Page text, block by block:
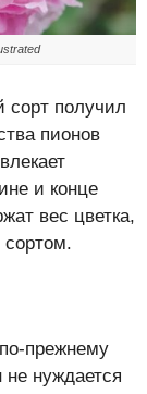
сорт получил
пионов
и конце
вес цветка,
сортом.
прежнему
нуждается